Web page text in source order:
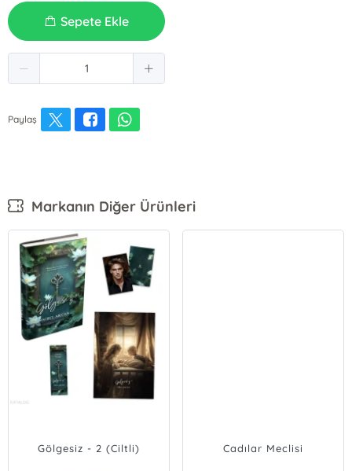
Sepete Ekle
Paylaş
Markanın Diğer Ürünleri
Gölgesiz - 2 (Ciltli) Cadılar Meclisi